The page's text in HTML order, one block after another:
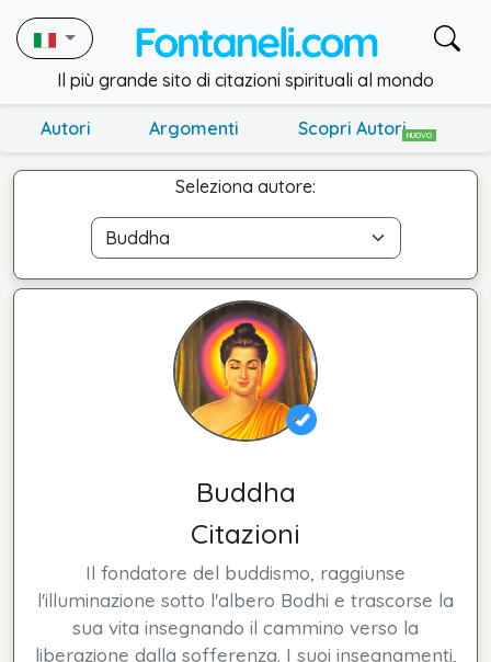
Il più grande sito di citazioni spirituali al mondo
Autori Argomenti Scopri AutoriNUOVO
Seleziona autore:
Buddha
Citazioni
Il fondatore del buddismo, raggiunse
l'illuminazione sotto l'albero Bodhi e trascorse la
sua vita insegnando il cammino verso la
liberazione dalla sofferenza. I suoi insegnamenti,